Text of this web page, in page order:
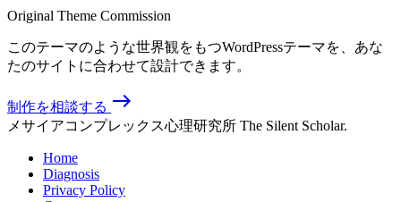
Original Theme Commission
このテーマのような世界観をもつWordPressテーマを、あな
たのサイトに合わせて設計できます。
制作を相談する east
メサイアコンプレックス心理研究所 The Silent Scholar.
Home
Diagnosis
Privacy Policy